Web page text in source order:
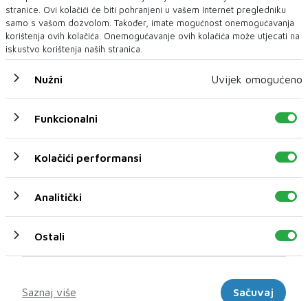
radnika skrenuti na marginu?
Većina otpuštenih radnika mostarskog gradskog poduzeća
'Komunalno' u četvrtak se ...
stranice. Ovi kolačići će biti pohranjeni u vašem Internet pregledniku
samo s vašom dozvolom. Također, imate mogućnost onemogućavanja
korištenja ovih kolačića. Onemogućavanje ovih kolačića može utjecati na
iskustvo korištenja naših stranica.
Nužni Uvijek omogućeno
Funkcionalni
Kolačići performansi
Analitički
Ostali
Saznaj više
Sačuvaj